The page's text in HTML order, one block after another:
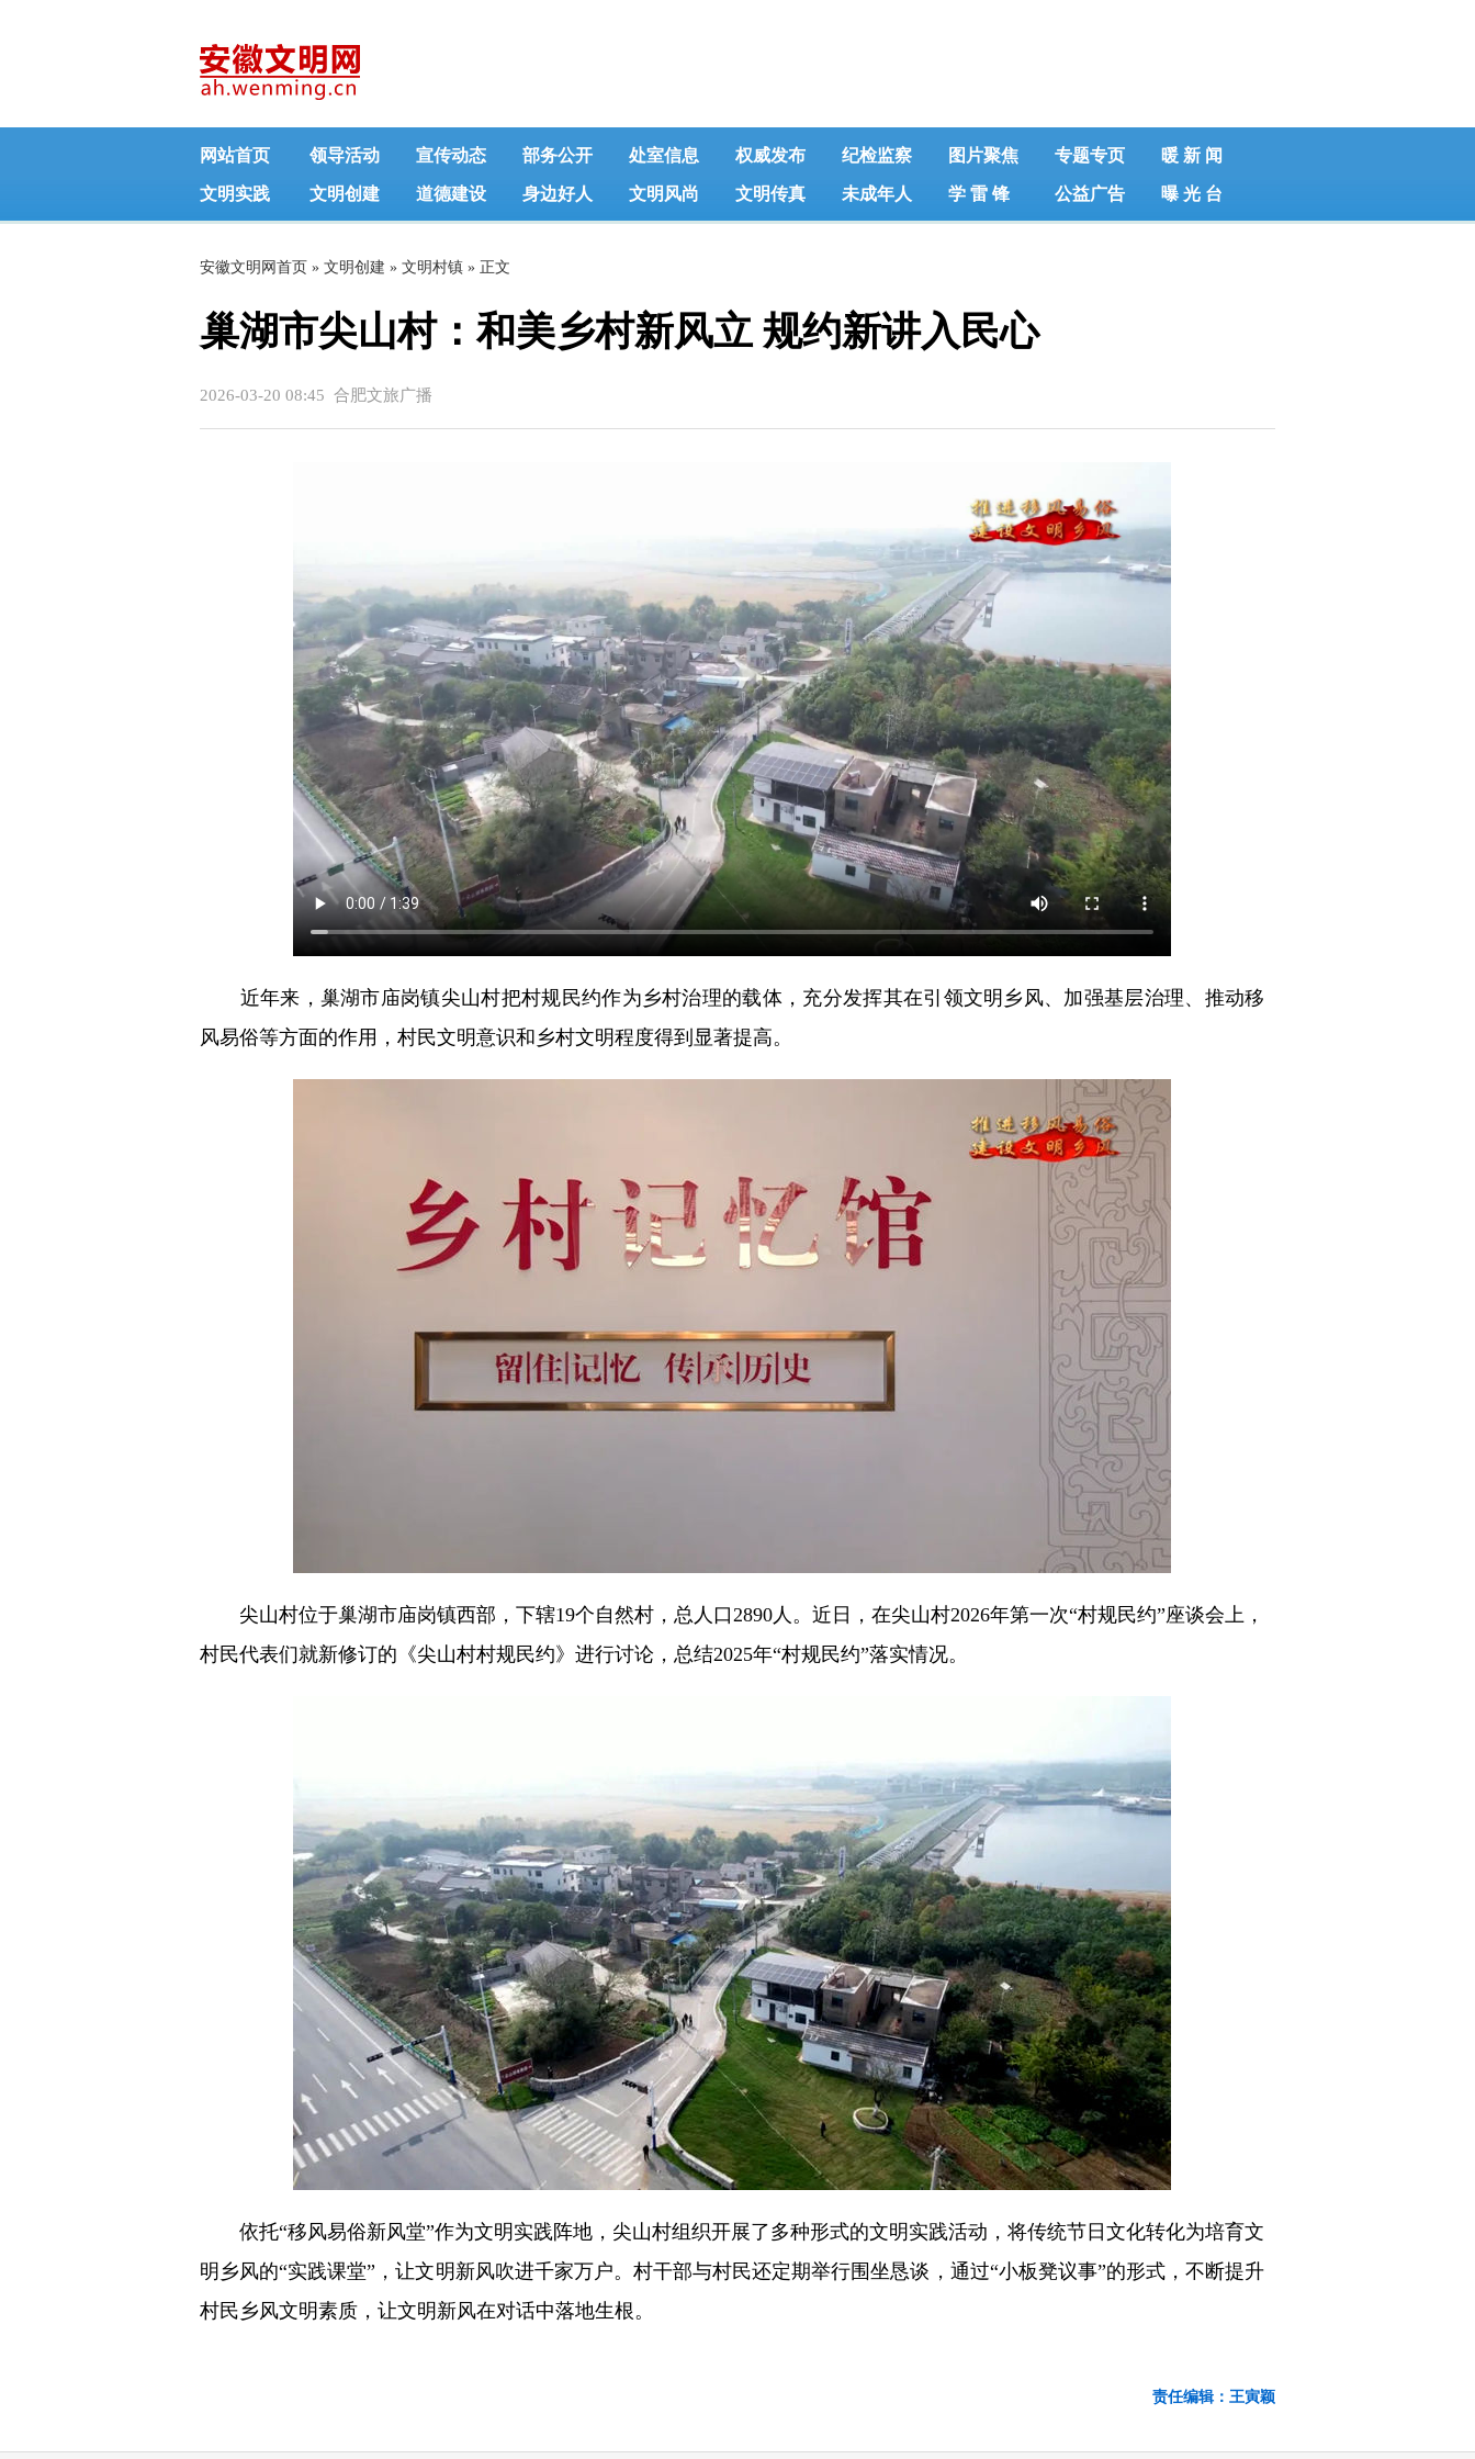
网站首页 领导活动 宣传动态 部务公开 处室信息 权威发布 纪检监察 图片聚焦 专题专页 暖 新 闻
文明实践 文明创建 道德建设 身边好人 文明风尚 文明传真 未成年人 学 雷 锋 公益广告 曝 光 台
安徽文明网首页 » 文明创建 » 文明村镇 » 正文
巢湖市尖山村：和美乡村新风立 规约新讲入民心
2026-03-20 08:45 合肥文旅广播
近年来，巢湖市庙岗镇尖山村把村规民约作为乡村治理的载体，充分发挥其在引领文明乡风、加强基层治理、推动移
风易俗等方面的作用，村民文明意识和乡村文明程度得到显著提高。
尖山村位于巢湖市庙岗镇西部，下辖19个自然村，总人口2890人。近日，在尖山村2026年第一次“村规民约”座谈会上，
村民代表们就新修订的《尖山村村规民约》进行讨论，总结2025年“村规民约”落实情况。
依托“移风易俗新风堂”作为文明实践阵地，尖山村组织开展了多种形式的文明实践活动，将传统节日文化转化为培育文
明乡风的“实践课堂”，让文明新风吹进千家万户。村干部与村民还定期举行围坐恳谈，通过“小板凳议事”的形式，不断提升
村民乡风文明素质，让文明新风在对话中落地生根。
责任编辑：王寅颖